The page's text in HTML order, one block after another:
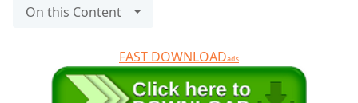
On this Content
FAST DOWNLOADads